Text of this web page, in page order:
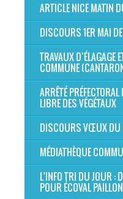
ARTICLE NICE MATIN
DISCOURS 1ER MAI
TRAVAUX D’ÉLAGAGE
COMMUNE
ARRÊTÉ
LIBRE DES VÉGÉTAUX
DISCOURS VŒUX DU
MÉDIATHÈQUE
L'INFO TRI DU JOUR :
POUR ÉCOVAL